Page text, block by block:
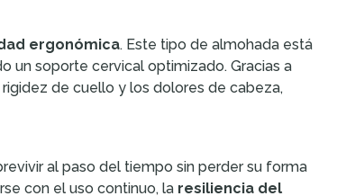
ergonómica. Este tipo de almohada está
un soporte cervical optimizado. Gracias a
de cuello y los dolores de cabeza,
al paso del tiempo sin perder su forma
con el uso continuo, la resiliencia del